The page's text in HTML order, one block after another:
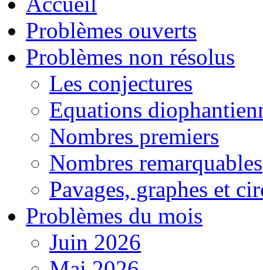
Problèmes ouverts
Problèmes non résolus
Les conjectures
Equations
Nombres premiers
Nombres remarquables
Pavages, graphes et
Problèmes du mois
Juin 2026